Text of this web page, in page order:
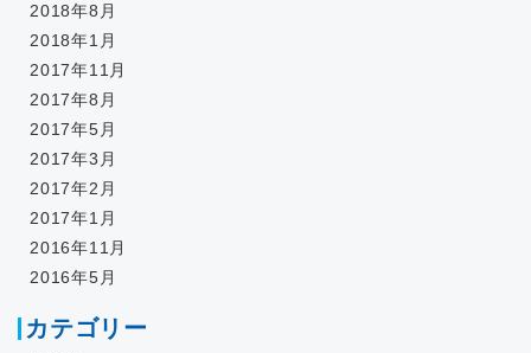
2018年8月
2018年1月
2017年11月
2017年8月
2017年5月
2017年3月
2017年2月
2017年1月
2016年11月
2016年5月
カテゴリー